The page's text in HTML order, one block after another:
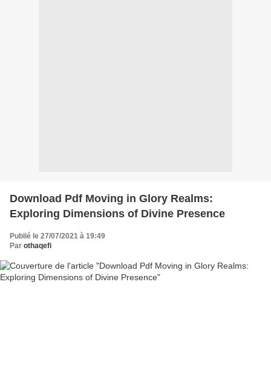
Download Pdf Moving in Glory Realms:
Exploring Dimensions of Divine Presence
Publié le 27/07/2021 à 19:49
Par othaqefi